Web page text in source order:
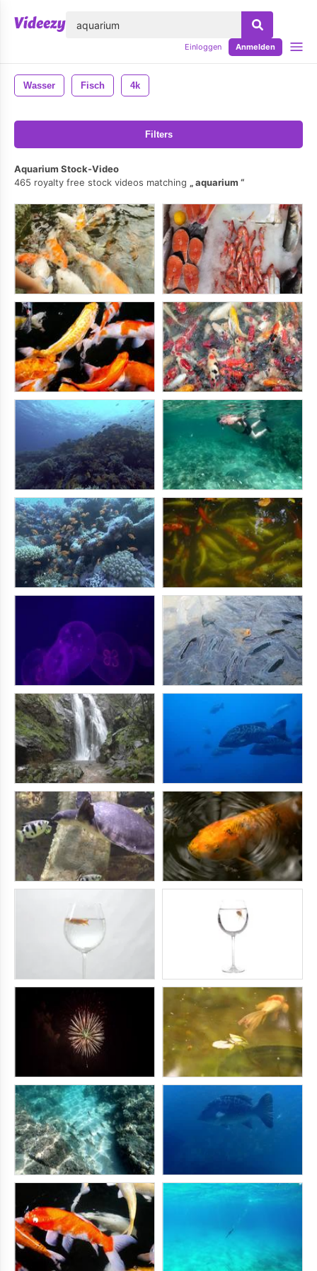
Einloggen Anmelden
Wasser Fisch 4k
Filters
Aquarium Stock-Video
465 royalty free stock videos matching
aquarium